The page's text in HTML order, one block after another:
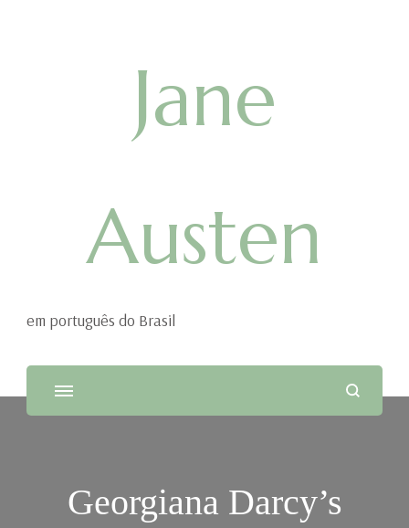
Jane
Austen
em português do Brasil
Georgiana Darcy’s